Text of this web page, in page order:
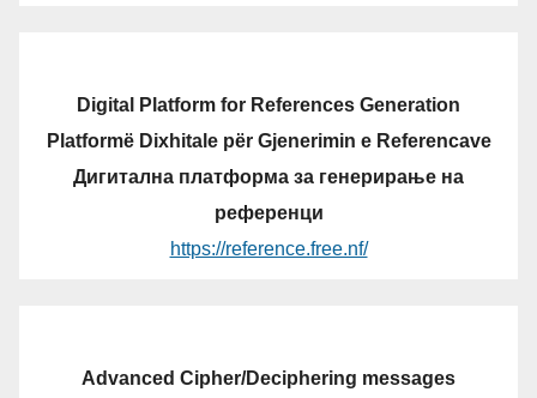
Digital Platform for References Generation
Platformë Dixhitale për Gjenerimin e Referencave
Дигитална платформа за генерирање на
референци
https://reference.free.nf/
Advanced Cipher/Deciphering messages